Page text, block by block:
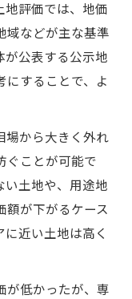
地評価では、地価
域などが主な基準
が公表する公示地
にすることで、よ
場から大きく外れ
ぐことが可能で
い土地や、用途地
額が下がるケース
近い土地は高く
が低かったが、専